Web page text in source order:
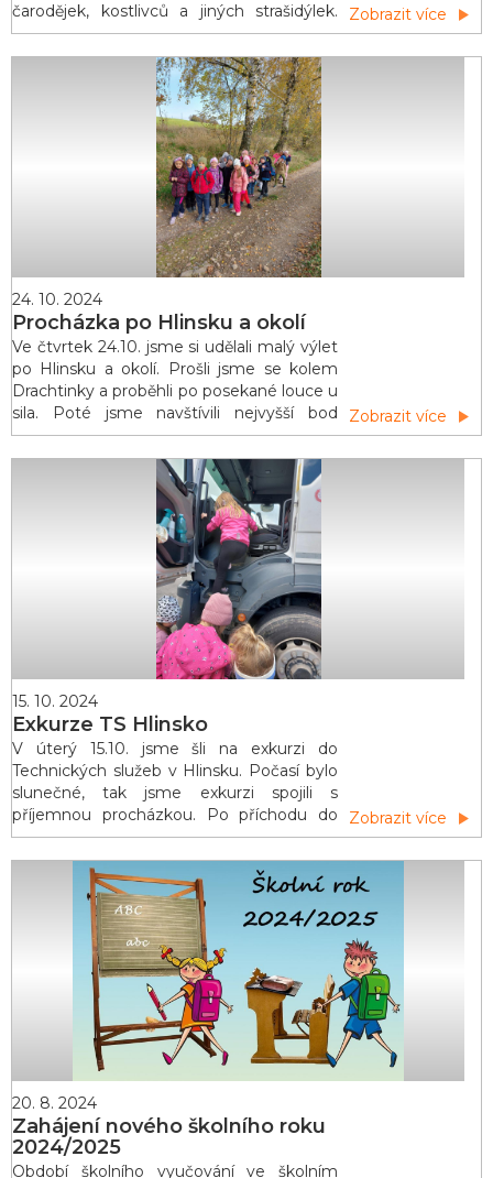
čarodějek, kostlivců a jiných strašidýlek.
Hlavním úkolem školního dopoledne bylo
projít strašidelnou stezku plnou úkolů a
her, kterou si pro mladší žáky připravila
strašidla 2. stupně.Stezka vedla pavoučí
sítí, alchymistickou dílnou i kuchyňkou.
Cestou jsme snědli spoustu dobrot a
Zobrazit více
24. 10. 2024
Procházka po Hlinsku a okolí
Ve čtvrtek 24.10. jsme si udělali malý výlet
po Hlinsku a okolí. Prošli jsme se kolem
Drachtinky a proběhli po posekané louce u
sila. Poté jsme navštívili nejvyšší bod
Hlinska, tedy nádraží, které stojí 582,9
metrů nad mořem. Následně naše cesta
vedla kolem hřbitova a pokračovala
prohlídkou kostela Narození Panny Marie.
Procházka nám umožnila poznávat
stromy, které jsme se učili v prvouce.
Kdyby nám zbývalo v&i
Zobrazit více
15. 10. 2024
Exkurze TS Hlinsko
V úterý 15.10. jsme šli na exkurzi do
Technických služeb v Hlinsku. Počasí bylo
slunečné, tak jsme exkurzi spojili s
příjemnou procházkou. Po příchodu do
jedné z hal jsme si zopakovali, jak třídit
odpad a proč je třídění dodpadů důležité.
Dozvěděli jsme se spoustu nových
informací o dalším využití tříděného
odpadu, zejména plastů. Měli jsme
možnost se podívat přímo na třídící linku,
Zobrazit více
20. 8. 2024
Zahájení nového školního roku
2024/2025
Období školního vyučování ve školním